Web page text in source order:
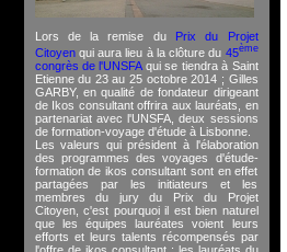
Lors de la remise du Prix du Projet
Citoyenqui aura lieu à la clôture du 45ème
congrès de l'UNSFAqui se tiendra à Saint
Etienne du 23 au 25 octobre 2014 ; Gilles
GARBY, en qualité de fondateur dirigeant
de Ikos consultant offrira aux lauréats, en
partenariat avec l'UNSFA, deux sessions
de formation-voyage d'étude à Lisbonne.
Les valeurs qui président à l'élaboration
des programmes des voyages d'étude-
formation de ikos consultant sont en effet
partagées par les initiateurs et les
membres du jury du Prix du Projet
Citoyen, c'est pourquoi il est bien naturel
que les équipes lauréates voient leurs
efforts et leurs talents récompensés par